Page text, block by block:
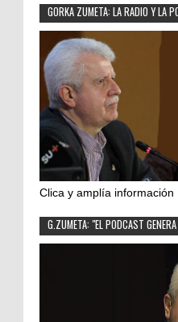
GORKA ZUMETA: LA RADIO Y LA
Clica y amplía información
G.ZUMETA: "EL PODCAST